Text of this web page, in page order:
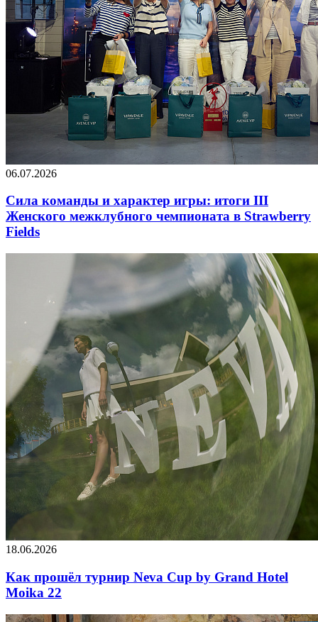
06.07.2026
Сила команды и характер игры: итоги III
Женского межклубного чемпионата в Strawberry
Fields
18.06.2026
Как прошёл турнир Neva Cup by Grand Hotel
Moika 22